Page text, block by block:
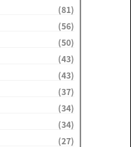
(81)
(56)
(50)
(43)
(43)
(37)
(34)
(34)
(27)